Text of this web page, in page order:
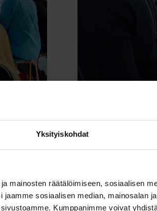
Yksityiskohdat
mainosten räätälöimiseen, sosiaalisen
sosiaalisen median, mainosalan
Kumppanimme voivat